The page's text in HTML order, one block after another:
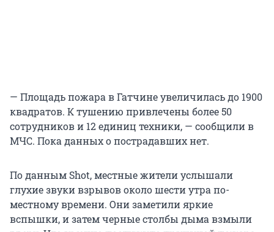
— Площадь пожара в Гатчине увеличилась до 1900
квадратов. К тушению привлечены более 50
сотрудников и 12 единиц техники, — сообщили в
МЧС. Пока данных о пострадавших нет.
По данным Shot, местные жители услышали
глухие звуки взрывов около шести утра по-
местному времени. Они заметили яркие
вспышки, и затем черные столбы дыма взмыли